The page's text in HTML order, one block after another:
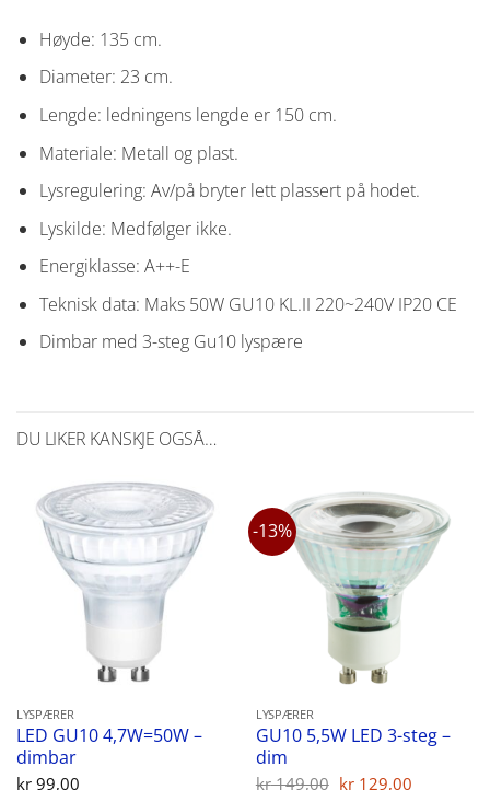
Høyde: 135 cm.
Diameter: 23 cm.
Lengde: ledningens lengde er 150 cm.
Materiale: Metall og plast.
Lysregulering: Av/på bryter lett plassert på hodet.
Lyskilde: Medfølger ikke.
Energiklasse: A++-E
Teknisk data: Maks 50W GU10 KL.II 220~240V IP20 CE
Dimbar med 3-steg Gu10 lyspære
DU LIKER KANSKJE OGSÅ…
LYSPÆRER
LED GU10 4,7W=50W –
dimbar
kr99,00
-13%
LYSPÆRER
GU10 5,5W LED 3-steg –
dim
kr149,00 Opprinnelig
kr 129,00